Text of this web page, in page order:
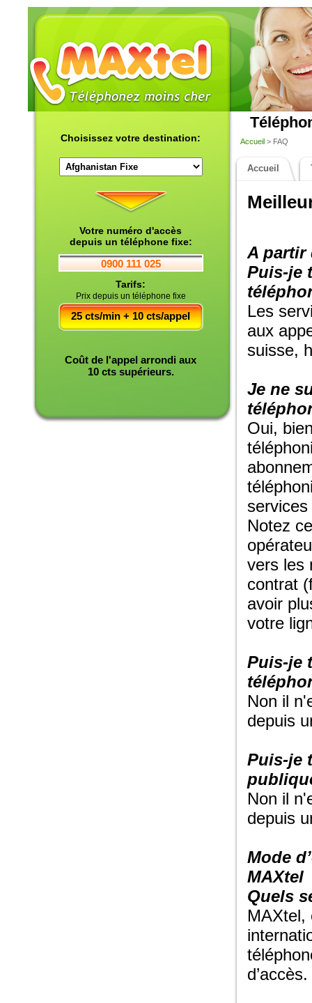
Choisissez votre destination:
Votre numéro d'accès
depuis un téléphone fixe:
0900 111 025
Tarifs:
Prix depuis un téléphone fixe
25 cts/min + 10 cts/appel
Coût de l'appel arrondi aux
10 cts supérieurs.
Accueil > FAQ
Accueil
A partir
Puis-je
Les
aux
suisse,
Je ne
Oui,
Notez
vers les
contrat
avoir
votre
Puis-je
Non il
depuis
Puis-je
Non il
depuis
Mode
MAXtel
Quels
MAXtel,
d’accès.